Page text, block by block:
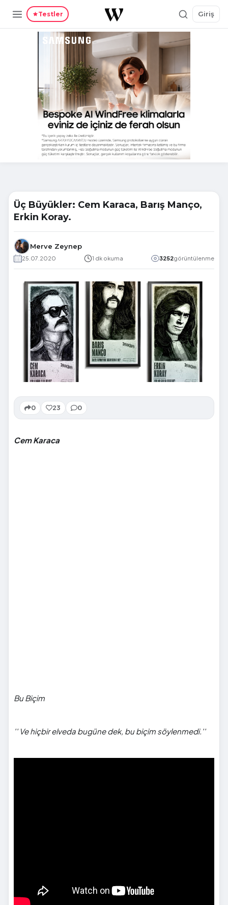
Testler Giriş
Üç Büyükler: Cem Karaca, Barış Manço,
Erkin Koray.
Merve Zeynep
25.07.2020 1 dk okuma 3252görüntülenme
0 23 0
Cem Karaca
Bu Biçim
'' Ve hiçbir elveda bugüne dek, bu biçim söylenmedi.''